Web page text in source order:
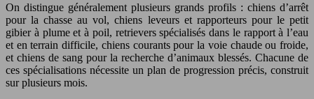
On distingue généralement plusieurs grands profils : chiens d’arrêt
pour la chasse au vol, chiens leveurs et rapporteurs pour le petit
gibier à plume et à poil, retrievers spécialisés dans le rapport à l’eau
et en terrain difficile, chiens courants pour la voie chaude ou froide,
et chiens de sang pour la recherche d’animaux blessés. Chacune de
ces spécialisations nécessite un plan de progression précis, construit
sur plusieurs mois.